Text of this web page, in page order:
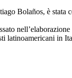
Bolaños, è stata
latinoamericani in